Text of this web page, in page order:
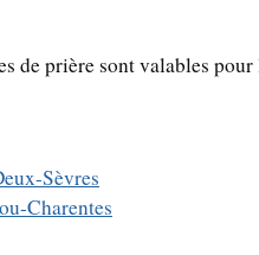
de prière sont valables
Sèvres
Charentes